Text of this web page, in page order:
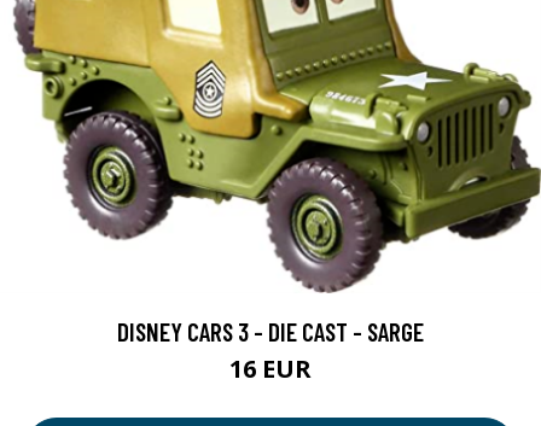
DISNEY CARS 3 - DIE CAST - SARGE
16 EUR